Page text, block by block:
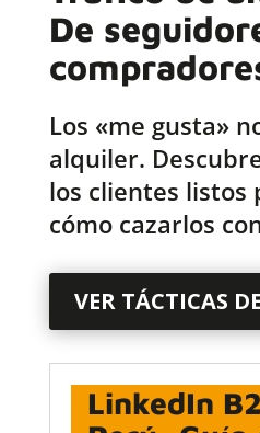
De
Los «me gusta»
alquiler.
los clientes listos
cómo cazarlos
VER TÁCTICAS
LinkedIn